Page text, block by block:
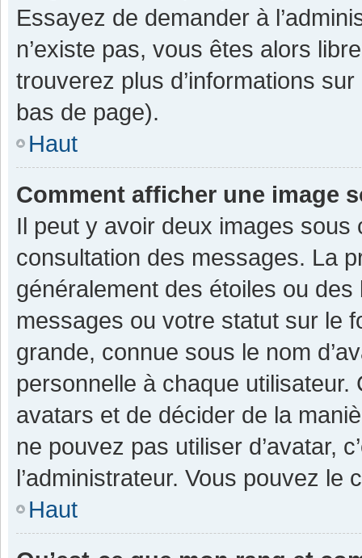
Essayez de demander à
n’existe pas, vous êtes alors
trouverez plus d’informations
bas de page).
Haut
Comment afficher une image
Il peut y avoir deux images sous
consultation des messages. La
généralement des étoiles ou
messages ou votre statut sur le
grande, connue sous le nom
personnelle à chaque utilisateur.
avatars et de décider de la
ne pouvez pas utiliser d’avatar,
l’administrateur. Vous pouvez
Haut